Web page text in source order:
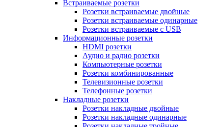
Встраиваемые розетки
Розетки встраиваемые двойные
Розетки встраиваемые одинарные
Розетки встраиваемые с USB
Информационные розетки
HDMI розетки
Аудио и радио розетки
Компьютерные розетки
Розетки комбинированные
Телевизионные розетки
Телефонные розетки
Накладные розетки
Розетки накладные двойные
Розетки накладные одинарные